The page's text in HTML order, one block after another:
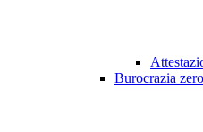
Burocrazia zero